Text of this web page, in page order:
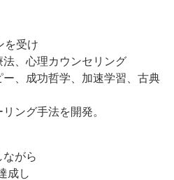
を受け
、心理カウンセリング
、成功哲学、加速学習、古典
ング手法を開発。
がら
成し